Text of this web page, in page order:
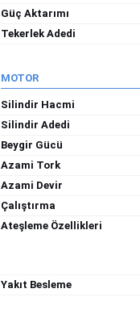
Güç Aktarımı
Tekerlek Adedi
MOTOR
Silindir Hacmi
Silindir Adedi
Beygir Gücü
Azami Tork
Azami Devir
Çalıştırma
Ateşleme Özellikleri
Yakıt Besleme